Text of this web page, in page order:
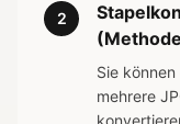
2
Sie
mehrere